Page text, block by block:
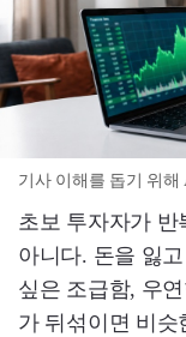
기사 이해를 돕기 위
초보 투자자가
아니다. 돈을 잃
싶은 조급함, 우
가 뒤섞이면 비슷